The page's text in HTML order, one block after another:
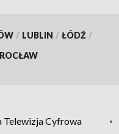
/ LUBLIN / ŁÓDŹ /
Telewizja Cyfrowa